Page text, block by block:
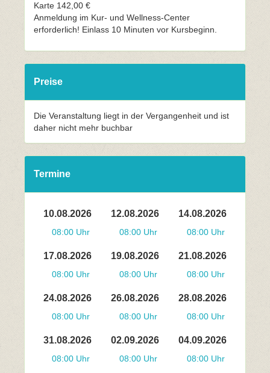
Karte 142,00 €
Anmeldung im Kur- und Wellness-Center
erforderlich! Einlass 10 Minuten vor Kursbeginn.
Preise
Die Veranstaltung liegt in der Vergangenheit und ist
daher nicht mehr buchbar
Termine
10.08.2026
08:00 Uhr
12.08.2026
08:00 Uhr
14.08.2026
08:00 Uhr
17.08.2026
08:00 Uhr
19.08.2026
08:00 Uhr
21.08.2026
08:00 Uhr
24.08.2026
08:00 Uhr
26.08.2026
08:00 Uhr
28.08.2026
08:00 Uhr
31.08.2026
08:00 Uhr
02.09.2026
08:00 Uhr
04.09.2026
08:00 Uhr